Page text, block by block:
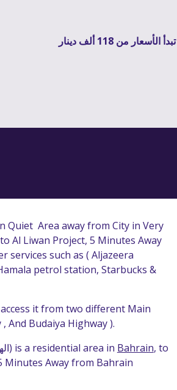
تبدأ الأسعار من 118 ألف دينار
Quiet Area away from City in Very
Al Liwan Project, 5 Minutes Away
services such as ( Aljazeera
petrol station, Starbucks &
access it from two different Main
And Budaiya Highway ).
‎) is a residential area in Bahrain, to
Minutes Away from Bahrain